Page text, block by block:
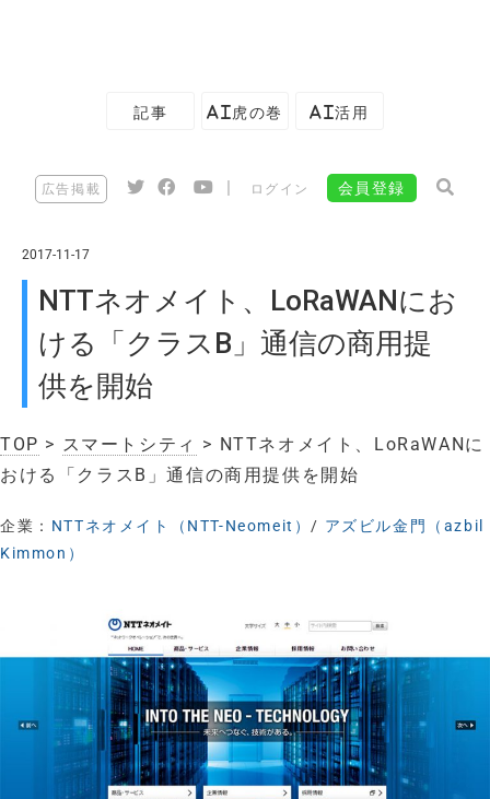
記事 AI虎の巻 AI活用
広告掲載 ログイン 会員登録
2017-11-17
NTTネオメイト、LoRaWANにお
ける「クラスB」通信の商用提
供を開始
TOP > スマートシティ > NTTネオメイト、LoRaWANに
おける「クラスB」通信の商用提供を開始
企業： NTTネオメイト（NTT-Neomeit）/ アズビル金門（azbil
Kimmon）